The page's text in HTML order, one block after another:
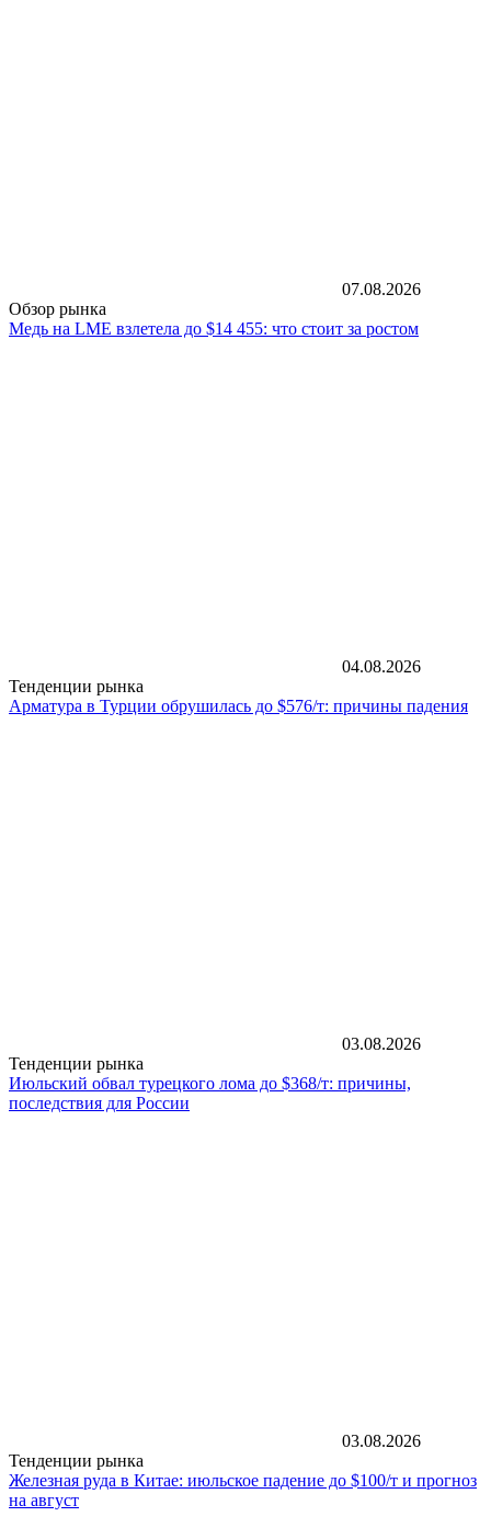
07.08.2026
Обзор рынка
Медь на LME взлетела до $14 455: что стоит за ростом
04.08.2026
Тенденции рынка
Арматура в Турции обрушилась до $576/т: причины падения
03.08.2026
Тенденции рынка
Июльский обвал турецкого лома до $368/т: причины,
последствия для России
03.08.2026
Тенденции рынка
Железная руда в Китае: июльское падение до $100/т и прогноз
на август